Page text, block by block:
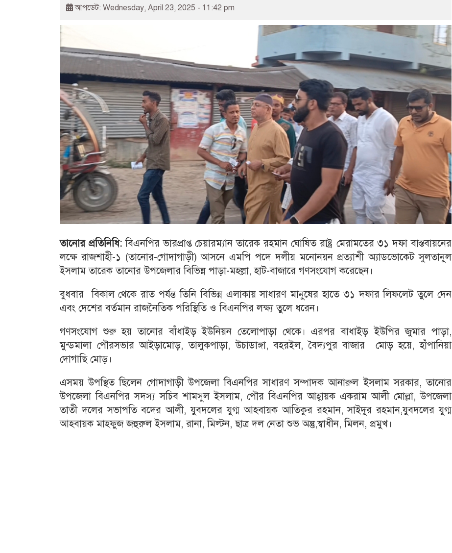
আপডেট: Wednesday, April 23, 2025 - 11:42 pm
তানোর প্রতিনিধি:বিএনপির ভারপ্রাপ্ত চেয়ারম্যান তারেক রহমান ঘোষিত রাষ্ট্র মেরামতের ৩১ দফা বাস্তবায়নের
লক্ষে রাজশাহী-১ (তানোর-গোদাগাড়ী) আসনে এমপি পদে দলীয় মনোনয়ন প্রত্যাশী অ্যাডভোকেট সুলতানুল
ইসলাম তারেক তানোর উপজেলার বিভিন্ন পাড়া-মহল্লা, হাট-বাজারে গণসংযোগ করেছেন।
বুধবার বিকাল থেকে রাত পর্যন্ত তিনি বিভিন্ন এলাকায় সাধারণ মানুষের হাতে ৩১ দফার লিফলেট তুলে দেন
এবং দেশের বর্তমান রাজনৈতিক পরিস্থিতি ও বিএনপির লক্ষ্য তুলে ধরেন।
গণসংযোগ শুরু হয় তানোর বাঁধাইড় ইউনিয়ন তেলোপাড়া থেকে। এরপর বাধাইড় ইউপির জুমার পাড়া,
মুন্ডমালা পৌরসভার আইড়ামোড়, তালুকপাড়া, উচাডাঙ্গা, বহরইল, বৈদ্যপুর বাজার মোড় হয়ে, হাঁপানিয়া
দোগাছি মোড়।
এসময় উপস্থিত ছিলেন গোদাগাড়ী উপজেলা বিএনপির সাধারণ সম্পাদক আনারুল ইসলাম সরকার, তানোর
উপজেলা বিএনপির সদস্য সচিব শামসুল ইসলাম, পৌর বিএনপির আহ্বায়ক একরাম আলী মোল্লা, উপজেলা
তাতী দলের সভাপতি বদের আলী, যুবদলের যুগ্ম আহবায়ক আতিকুর রহমান, সাইদুর রহমান,যুবদলের যুগ্ম
আহবায়ক মাহফুজ জহুরুল ইসলাম, রানা, মিল্টন, ছাত্র দল নেতা শুভ অন্তু,স্বাধীন, মিলন, প্রমুখ।